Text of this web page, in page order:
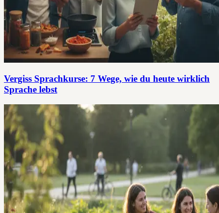
Vergiss Sprachkurse: 7 Wege, wie du heute wirklich
Sprache lebst